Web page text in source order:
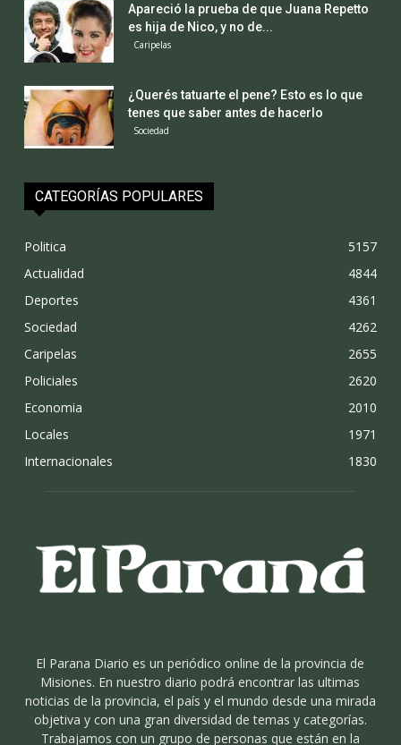
Apareció la prueba de que Juana Repetto
es hija de Nico, y no de...
Caripelas
¿Querés tatuarte el pene? Esto es lo que
tenes que saber antes de hacerlo
Sociedad
CATEGORÍAS POPULARES
Politica
5157
Actualidad
4844
Deportes
4361
Sociedad
4262
Caripelas
2655
Policiales
2620
Economia
2010
Locales
1971
Internacionales
1830
El Parana Diario es un periódico online de la provincia de
Misiones. En nuestro diario podrá encontrar las ultimas
noticias de la provincia, el país y el mundo desde una mirada
objetiva y con una gran diversidad de temas y categorías.
Trabajamos con un grupo de personas que están en la